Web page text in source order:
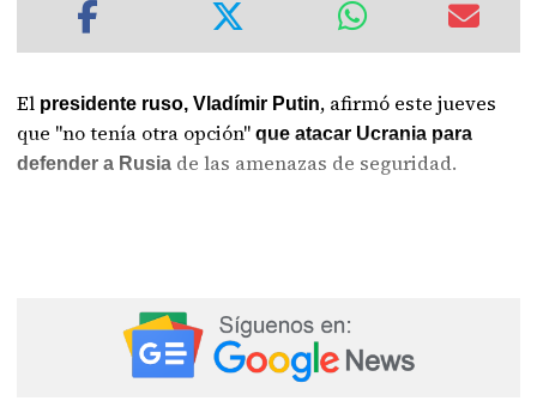
El presidente ruso, Vladímir Putin, afirmó este jueves
que "no tenía otra opción"que atacar Ucrania para
defender a Rusia de las amenazas de seguridad.